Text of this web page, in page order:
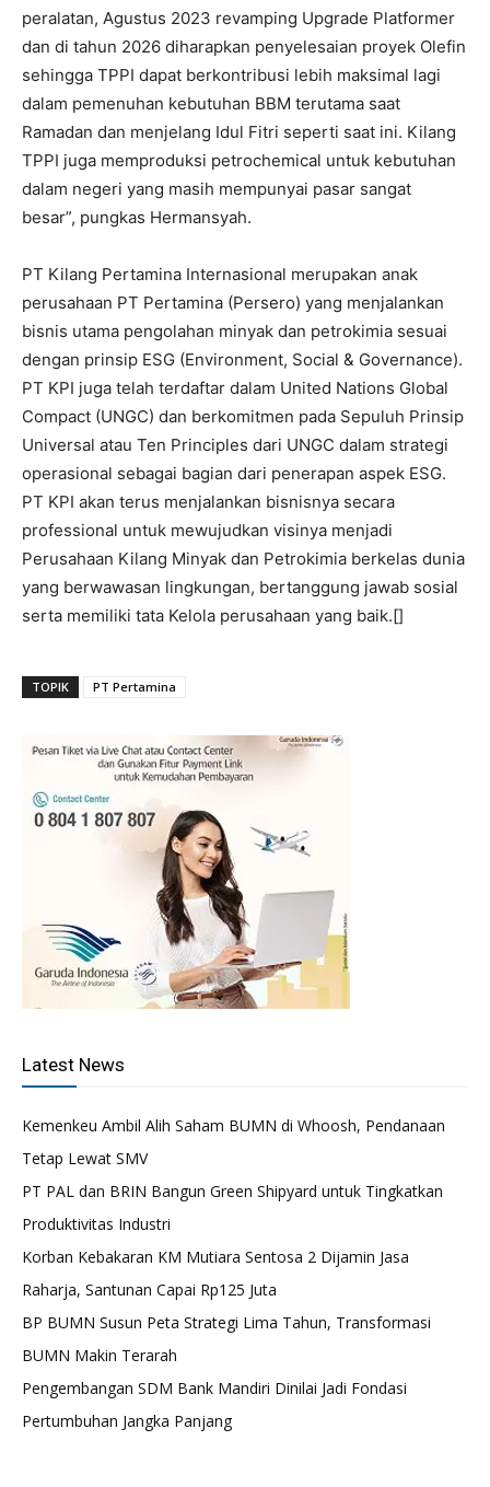
peralatan, Agustus 2023 revamping Upgrade Platformer
dan di tahun 2026 diharapkan penyelesaian proyek Olefin
sehingga TPPI dapat berkontribusi lebih maksimal lagi
dalam pemenuhan kebutuhan BBM terutama saat
Ramadan dan menjelang Idul Fitri seperti saat ini. Kilang
TPPI juga memproduksi petrochemical untuk kebutuhan
dalam negeri yang masih mempunyai pasar sangat
besar”, pungkas Hermansyah.
PT Kilang Pertamina Internasional merupakan anak
perusahaan PT Pertamina (Persero) yang menjalankan
bisnis utama pengolahan minyak dan petrokimia sesuai
dengan prinsip ESG (Environment, Social & Governance).
PT KPI juga telah terdaftar dalam United Nations Global
Compact (UNGC) dan berkomitmen pada Sepuluh Prinsip
Universal atau Ten Principles dari UNGC dalam strategi
operasional sebagai bagian dari penerapan aspek ESG.
PT KPI akan terus menjalankan bisnisnya secara
professional untuk mewujudkan visinya menjadi
Perusahaan Kilang Minyak dan Petrokimia berkelas dunia
yang berwawasan lingkungan, bertanggung jawab sosial
serta memiliki tata Kelola perusahaan yang baik.[]
TOPIK PT Pertamina
Latest News
Kemenkeu Ambil Alih Saham BUMN di Whoosh, Pendanaan
Tetap Lewat SMV
PT PAL dan BRIN Bangun Green Shipyard untuk Tingkatkan
Produktivitas Industri
Korban Kebakaran KM Mutiara Sentosa 2 Dijamin Jasa
Raharja, Santunan Capai Rp125 Juta
BP BUMN Susun Peta Strategi Lima Tahun, Transformasi
BUMN Makin Terarah
Pengembangan SDM Bank Mandiri Dinilai Jadi Fondasi
Pertumbuhan Jangka Panjang